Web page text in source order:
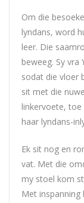
Om die
lyndans, word
leer. Die
beweeg. Sy vra
sodat die vloer
sit met die
linkervoete, toe
haar lyndans-
Ek sit nog en
vat. Met die
my stoel kom
Met